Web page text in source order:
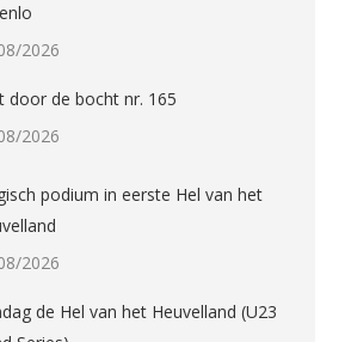
2026
door de bocht nr. 165
2026
podium in eerste Hel van het
2026
de Hel van het Heuvelland (U23